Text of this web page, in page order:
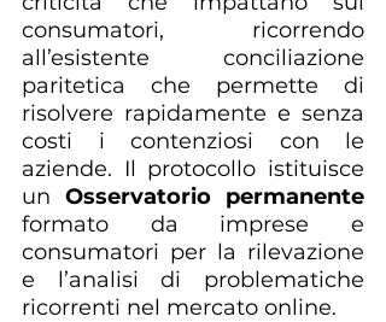
consumatori, ricorrendo
all’esistente conciliazione
paritetica che permette di
risolvere rapidamente e senza
costi i contenziosi con le
aziende. Il protocollo istituisce
un Osservatorio permanente
formato da imprese e
consumatori per la rilevazione
e l’analisi di problematiche
ricorrenti nel mercato online.